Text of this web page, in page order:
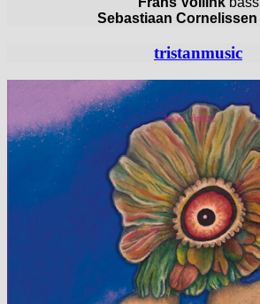
Sebastiaan Cornelissen
tristanmusic